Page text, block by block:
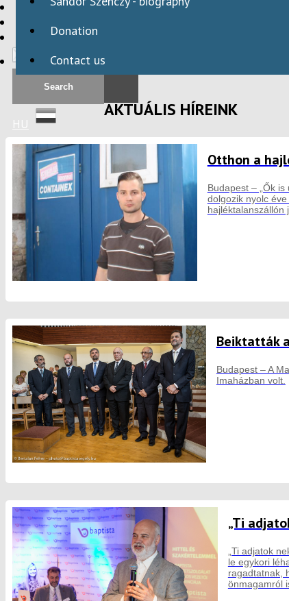
HBAID
INTERNATIONAL PROGRAMS
HU
Donation
Contact us
AKTUÁLIS HÍREINK
Otthon a
Budapest – „Ők
dolgozik nyolc
hajléktalanszállón
Beiktatták
Budapest – A
Imaházban volt.
„Ti
„Ti adjatok
le egykori
ragadtatnak,
önmagamról